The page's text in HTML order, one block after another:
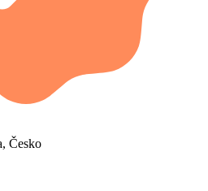
Česko